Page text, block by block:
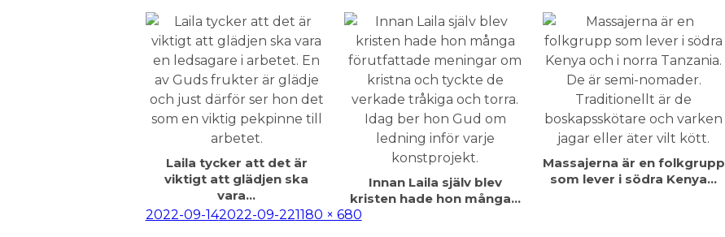
Laila tycker att det är
viktigt att glädjen ska
vara…
Innan Laila själv blev
kristen hade hon många…
Massajerna är en folkgrupp
som lever i södra Kenya…
Postat
2022-09-142022-09-22Full
1180 × 680